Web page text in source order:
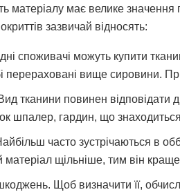
матеріалу має велике
зазвичай відносять:
споживачі можуть купити
вище сировини.
тканини повинен
шпалер, гардин, що
часто зустрічаються в
щільніше, тим він краще
Щоб визначити її,